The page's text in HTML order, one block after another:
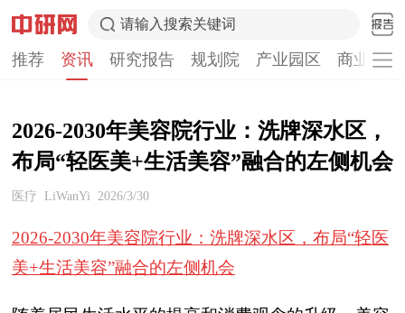
请输入搜索关键词
推荐 资讯 研究报告 规划院 产业园区 商业计
2026-2030年美容院行业：洗牌深水区，
布局“轻医美+生活美容”融合的左侧机会
医疗 LiWanYi 2026/3/30
2026-2030年美容院行业：洗牌深水区，布局“轻医
美+生活美容”融合的左侧机会